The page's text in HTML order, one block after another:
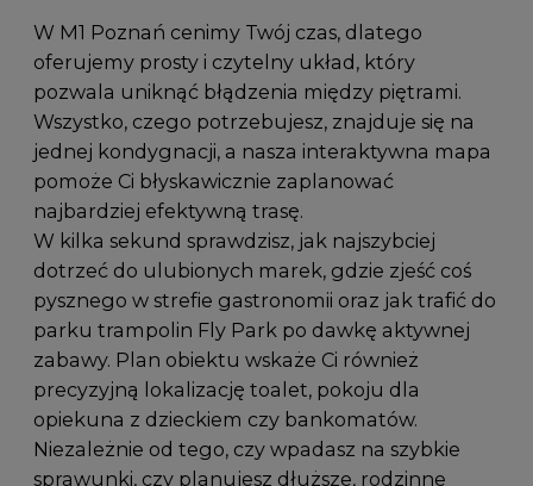
W M1 Poznań cenimy Twój czas, dlatego
oferujemy prosty i czytelny układ, który
pozwala uniknąć błądzenia między piętrami.
Wszystko, czego potrzebujesz, znajduje się na
jednej kondygnacji, a nasza interaktywna mapa
pomoże Ci błyskawicznie zaplanować
najbardziej efektywną trasę.
W kilka sekund sprawdzisz, jak najszybciej
dotrzeć do ulubionych marek, gdzie zjeść coś
pysznego w strefie gastronomii oraz jak trafić do
parku trampolin Fly Park po dawkę aktywnej
zabawy. Plan obiektu wskaże Ci również
precyzyjną lokalizację toalet, pokoju dla
opiekuna z dzieckiem czy bankomatów.
Niezależnie od tego, czy wpadasz na szybkie
sprawunki, czy planujesz dłuższe, rodzinne